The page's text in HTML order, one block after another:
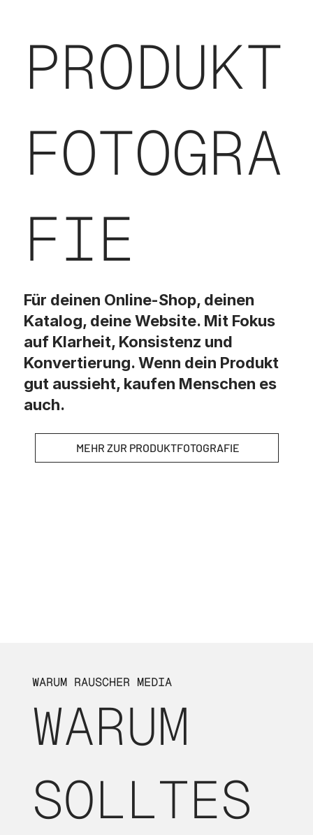
PRODUKT
FOTOGRA
FIE
Für deinen Online-Shop, deinen
Katalog, deine Website. Mit Fokus
auf Klarheit, Konsistenz und
Konvertierung. Wenn dein Produkt
gut aussieht, kaufen Menschen es
auch.
MEHR ZUR PRODUKTFOTOGRAFIE
WARUM RAUSCHER MEDIA
WARUM
SOLLTES